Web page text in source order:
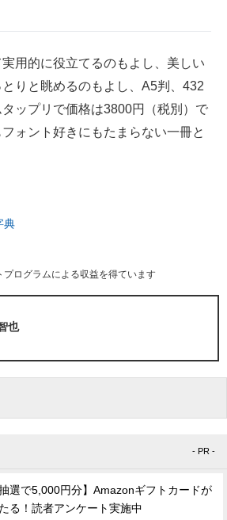
用的に役立てるのもよし、美しい
りと眺めるのもよし、A5判、432
ップリで価格は3800円（税別）で
ォント好きにもたまらない一冊と
典
ログラムによる収益を得ています
也
- PR -
抽選で5,000円分】Amazonギフトカードが
る！読者アンケート実施中